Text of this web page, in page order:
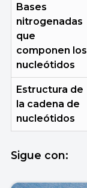
Bases
nitrogenadas
que
componen los
nucleótidos
Estructura de
la cadena de
nucleótidos
Sigue con: